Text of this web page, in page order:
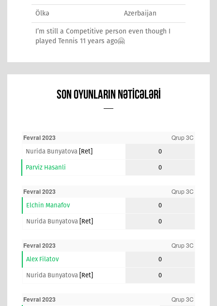
Ölkə Azerbaijan
I’m still a Competitive person even though I
played Tennis 11 years ago🤗
SON OYUNLARIN NƏTICƏLƏRI
Fevral 2023 Qrup 3C
Nurida Bunyatova [ret] 0
Parviz Hasanli 0
Fevral 2023 Qrup 3C
Elchin Manafov 0
Nurida Bunyatova [ret] 0
Fevral 2023 Qrup 3C
Alex Filatov 0
Nurida Bunyatova [ret] 0
Fevral 2023 Qrup 3C